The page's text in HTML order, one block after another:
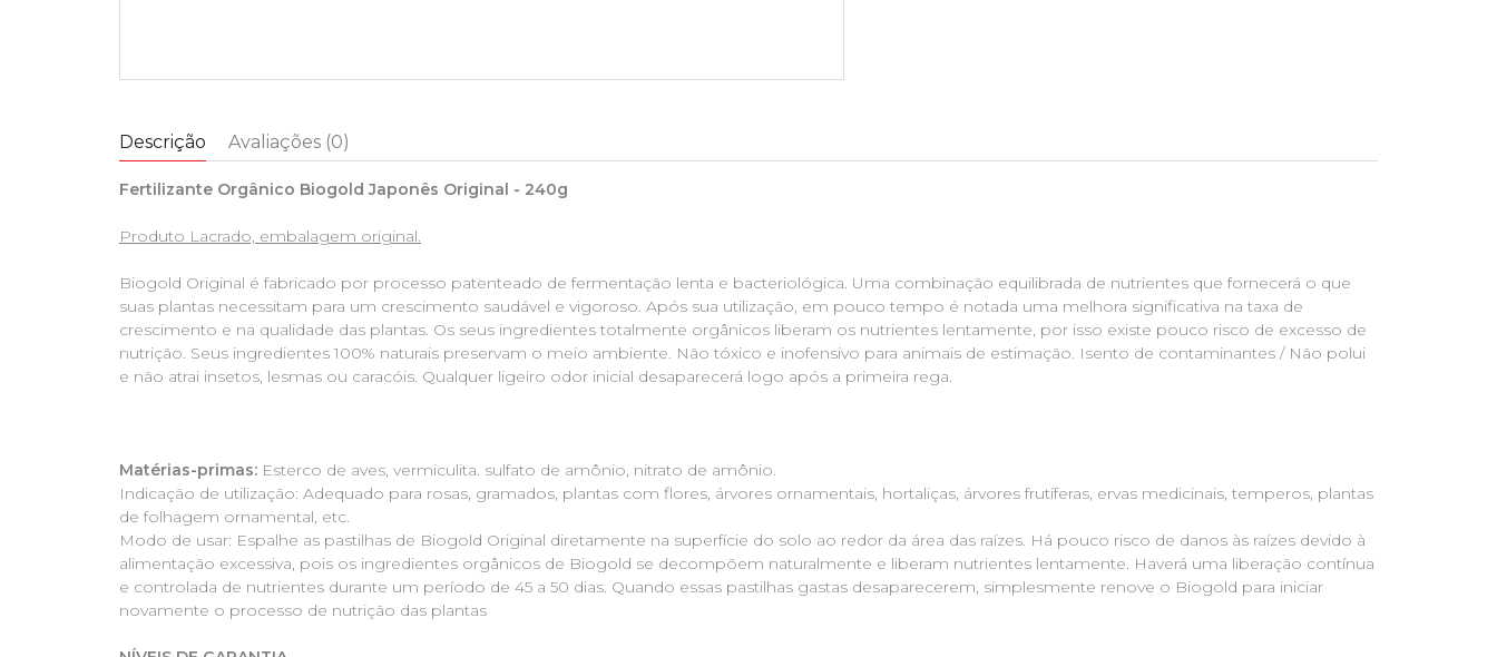
Descrição Avaliações (0)
Fertilizante Orgânico Biogold Japonês Original - 240g
Produto Lacrado, embalagem original.
Biogold Original é fabricado por processo patenteado de fermentação lenta e bacteriológica. Uma combinação equilibrada de nutrientes que fornecerá o que
suas plantas necessitam para um crescimento saudável e vigoroso. Após sua utilização, em pouco tempo é notada uma melhora significativa na taxa de
crescimento e na qualidade das plantas. Os seus ingredientes totalmente orgânicos liberam os nutrientes lentamente, por isso existe pouco risco de excesso de
nutrição. Seus ingredientes 100% naturais preservam o meio ambiente. Não tóxico e inofensivo para animais de estimação. Isento de contaminantes / Não polui
e não atrai insetos, lesmas ou caracóis. Qualquer ligeiro odor inicial desaparecerá logo após a primeira rega.
Matérias-primas: Esterco de aves, vermiculita. sulfato de amônio, nitrato de amônio.
Indicação de utilização: Adequado para rosas, gramados, plantas com flores, árvores ornamentais, hortaliças, árvores frutíferas, ervas medicinais, temperos, plantas
de folhagem ornamental, etc.
Modo de usar: Espalhe as pastilhas de Biogold Original diretamente na superfície do solo ao redor da área das raízes. Há pouco risco de danos às raízes devido à
alimentação excessiva, pois os ingredientes orgânicos de Biogold se decompõem naturalmente e liberam nutrientes lentamente. Haverá uma liberação contínua
e controlada de nutrientes durante um período de 45 a 50 dias. Quando essas pastilhas gastas desaparecerem, simplesmente renove o Biogold para iniciar
novamente o processo de nutrição das plantas